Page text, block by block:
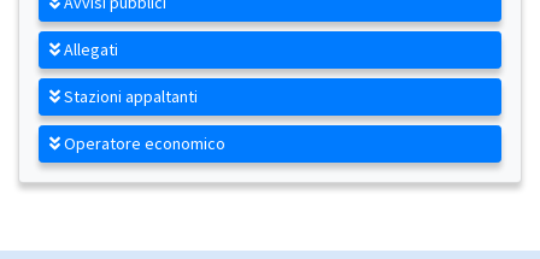
Allegati
Stazioni appaltanti
Operatore economico